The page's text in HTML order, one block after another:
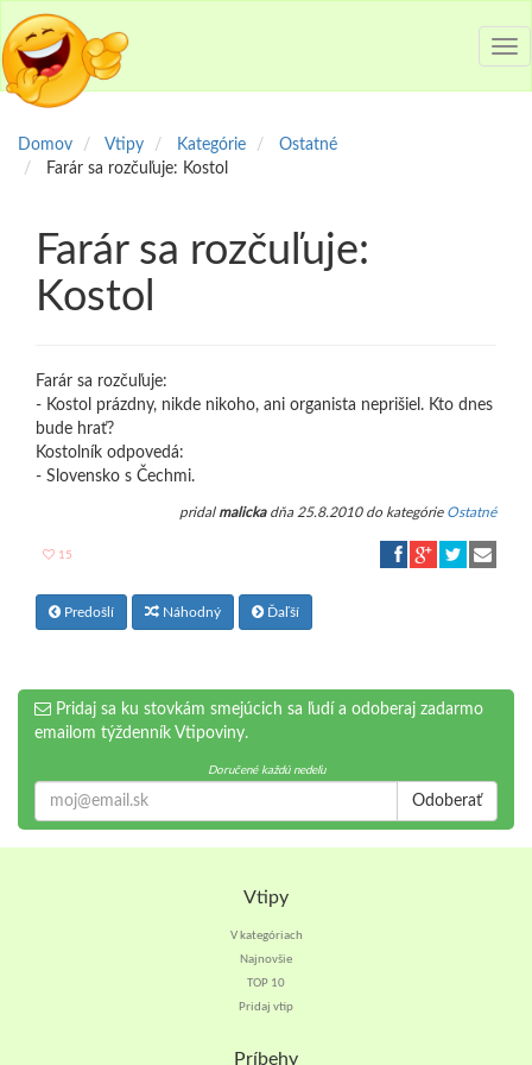
Domov Vtipy Kategórie
Ostatné
Farár sa rozčuľuje: Kostol
Farár sa rozčuľuje:
Kostol
Farár sa rozčuľuje:
- Kostol prázdny, nikde nikoho, ani organista neprišiel. Kto dnes
bude hrať?
Kostolník odpovedá:
- Slovensko s Čechmi.
pridal malickadňa 25.8.2010 do kategórie Ostatné
15
Predošlí Náhodný Ďaľší
Pridaj sa ku stovkám smejúcich sa ľudí a odoberaj zadarmo
emailom týždenník Vtipoviny.
Doručené každú nedeľu
Odoberať
Vtipy
V kategóriach
Najnovšie
TOP 10
Pridaj vtip
Príbehy